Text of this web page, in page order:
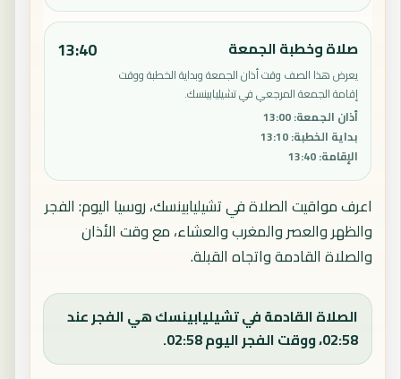
صلاة وخطبة الجمعة
يعرض هذا الصف وقت أذان الجمعة وبداية الخطبة ووقت
إقامة الجمعة المرجعي في تشيليابينسك.
أذان الجمعة:
13:00
بداية الخطبة:
13:10
الإقامة:
13:40
13:40
اعرف مواقيت الصلاة في تشيليابينسك، روسيا اليوم: الفجر
والظهر والعصر والمغرب والعشاء، مع وقت الأذان
والصلاة القادمة واتجاه القبلة.
الصلاة القادمة في تشيليابينسك هي الفجر عند
02:58، ووقت الفجر اليوم 02:58.